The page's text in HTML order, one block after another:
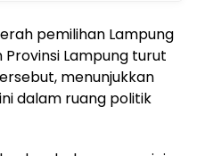
pemilihan Lampung
Provinsi Lampung turut
menunjukkan
dalam ruang politik